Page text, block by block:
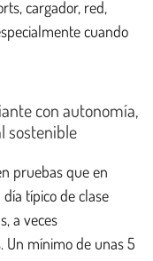
cargador, red,
cuando
con autonomía,
sostenible
pruebas que en
típico de clase
a veces
Un mínimo de unas 5